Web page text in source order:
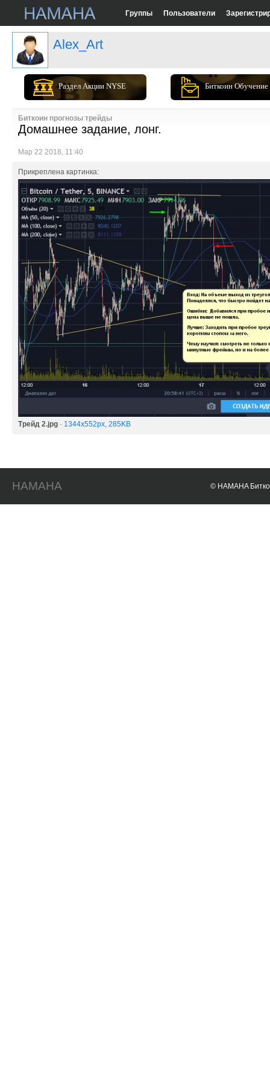
Группы Пользователи
Alex_Art
Раздел Акции NYSE Биткоин Обучение
Биткоин прогнозы трейды
Домашнее задание, лонг.
Мар 22 2018, 11:40
Прикреплена картинка:
Трейд 2.jpg · 1344x552px, 285KB
HAMAHA © HAMAHA